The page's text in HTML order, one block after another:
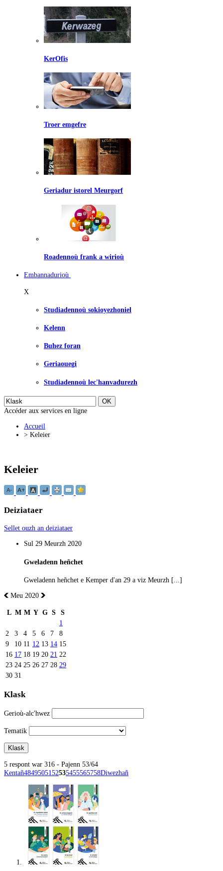
KerOfis
Troer emgefre
Geriadur istorel Meurgorf
Roadennoù frank a wirioù
Embannadurioù
X
Studiadennoù sokioyezhoniel
Kelenn
Buhez foran
Geriaouegi
Studiadennoù lec'hanvadurezh
Accéder aux services en ligne
Accueil
> Keleier
Keleier
Deiziataer
Sellet ouzh an deiziataer
Sul 29 Meurzh 2020
Gweladenn heñchet
Gweladenn heñchet e Kemper d'an 29 a viz Meurzh [...]
Meu 2020
L M M Y G S
S
1
2
3 4 5 6 7
8
9
10 11 12 13 14 15
16 17 18 19 20 21 22
23 24 25 26 27 28 29
30 31
Klask
Gerioù-alc'hwez
Tematik
5 respont war 316 - Pajenn 53/64
Kentañ4849505152535455565758Diwezhañ